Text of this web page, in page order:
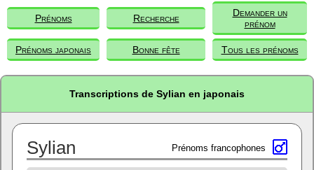
Prénoms Recherche
Demander un
prénom
Prénoms japonais Bonne fête Tous les prénoms
Transcriptions de Sylian en japonais
Sylian Prénoms francophones